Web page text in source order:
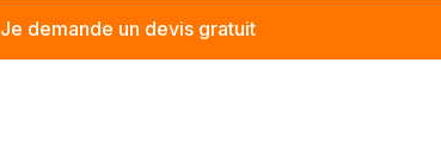
Je demande un devis gratuit